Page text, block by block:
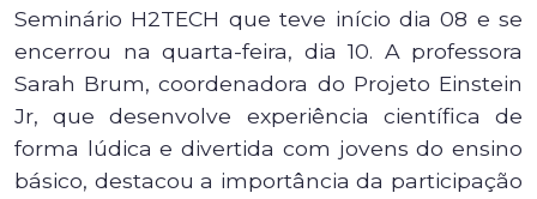
Seminário H2TECH que teve início dia 08 e se
encerrou na quarta-feira, dia 10. A professora
Sarah Brum, coordenadora do Projeto Einstein
Jr, que desenvolve experiência científica de
forma lúdica e divertida com jovens do ensino
básico, destacou a importância da participação